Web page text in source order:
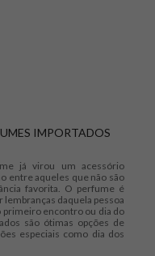
IMPORTADOS
já virou um acessório
entre aqueles que não são
favorita. O perfume é
daquela pessoa
encontro ou dia do
são ótimas opções de
especiais como dia dos